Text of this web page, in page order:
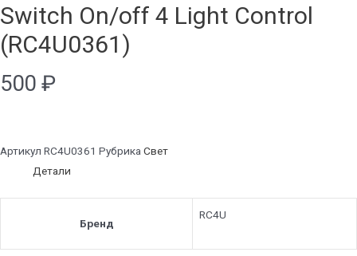
Switch On/off 4 Light Control
(RC4U0361)
500 ₽
Артикул RC4U0361 РубрикаСвет
Детали
Бренд
RC4U